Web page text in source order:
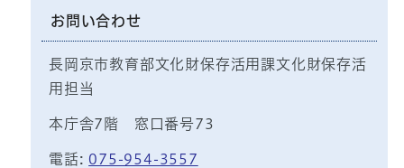
お問い合わせ
長岡京市教育部文化財保存活用課文化財保存活
用担当
本庁舎7階 窓口番号73
電話: 075-954-3557